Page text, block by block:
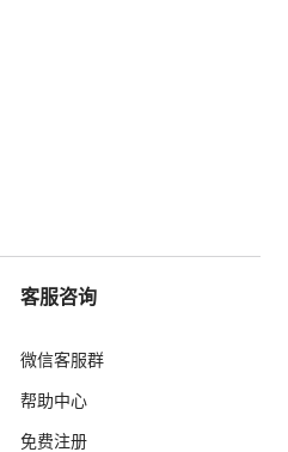
客服咨询
微信客服群
帮助中心
免费注册